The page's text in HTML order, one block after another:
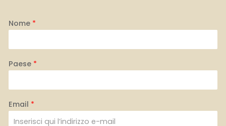
Nome *
Paese *
Email *